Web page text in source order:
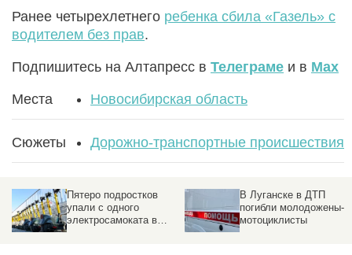
Ранее четырехлетнего ребенка сбила «Газель» с
водителем без прав.
Подпишитесь на Алтапресс в Телеграме и в Max
Места Новосибирская область
Сюжеты Дорожно-транспортные происшествия
Пятеро подростков
упали с одного
электросамоката в
В Луганске в ДТП
погибли молодожены-
мотоциклисты